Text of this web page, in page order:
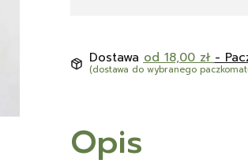
Dostawa od 18,00 zł -
(dostawa do wybranego
Opis